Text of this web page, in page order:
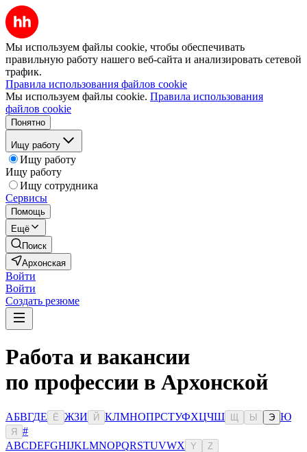
Мы используем файлы cookie, чтобы обеспечивать
правильную работу нашего веб-сайта и анализировать сетевой
трафик.
Правила использования файлов cookie
Мы используем файлы cookie. Правила использования
файлов cookie
Понятно
Ищу работу
Ищу работу
Ищу работу
Ищу сотрудника
Сервисы
Помощь
Ещё
Поиск
Архонская
Войти
Войти
Создать резюме
Работа и вакансии
по профессии в Архонской
АБВГДЕ Ё ЖЗИ Й КЛМНОПРСТУФХЦЧШ Ы Э Ю
Я
#
ABCDEFGHIJKLMNOPQRSTUVWX Y Z